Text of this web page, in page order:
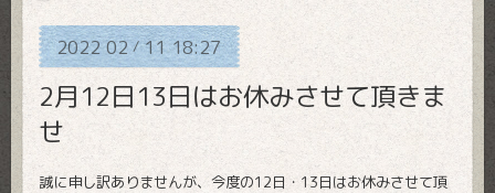
2022 02/11 18:27
2月12日13日はお休みさせて頂きま
せ
誠に申し訳ありませんが、今度の12日・13日はお休みさせて頂